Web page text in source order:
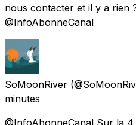
nous contacter et il y a rien
@InfoAbonneCanal
SoMoonRiver
minutes
@InfoAbonneCanal Sur la